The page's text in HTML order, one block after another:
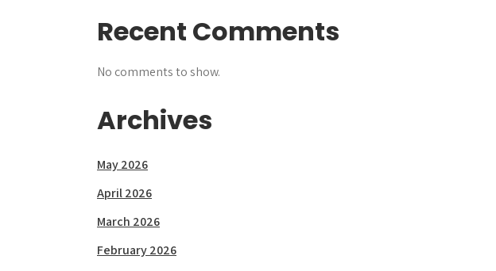
Recent Comments
No comments to show.
Archives
May 2026
April 2026
March 2026
February 2026